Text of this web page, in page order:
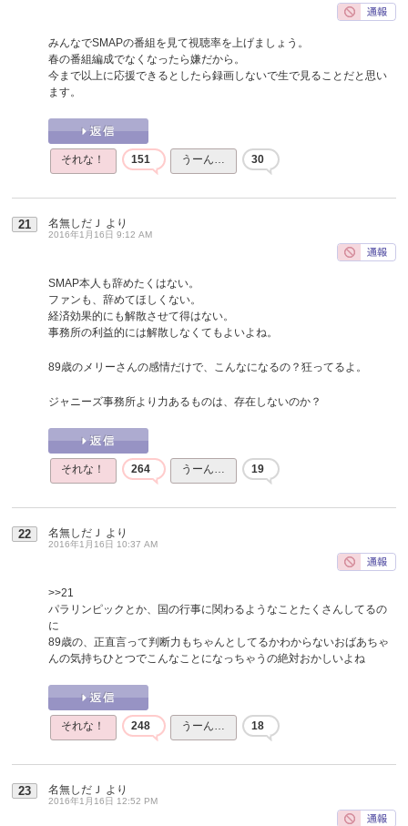
みんなでSMAPの番組を見て視聴率を上げましょう。
春の番組編成でなくなったら嫌だから。
今まで以上に応援できるとしたら録画しないで生で見ることだと思い
ます。
それな！ 151 うーん… 30
21 名無しだＪ より
2016年1月16日 9:12 AM
SMAP本人も辞めたくはない。
ファンも、辞めてほしくない。
経済効果的にも解散させて得はない。
事務所の利益的には解散しなくてもよいよね。
89歳のメリーさんの感情だけで、こんなになるの？狂ってるよ。
ジャニーズ事務所より力あるものは、存在しないのか？
それな！ 264 うーん… 19
22 名無しだＪ より
2016年1月16日 10:37 AM
>>21
パラリンピックとか、国の行事に関わるようなことたくさんしてるの
に
89歳の、正直言って判断力もちゃんとしてるかわからないおばあちゃ
んの気持ちひとつでこんなことになっちゃうの絶対おかしいよね
それな！ 248 うーん… 18
23 名無しだＪ より
2016年1月16日 12:52 PM